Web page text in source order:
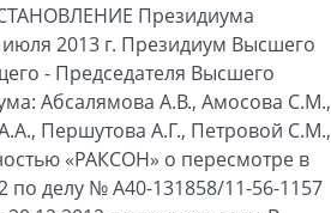
Президиума
2013 г. Президиум Высшего
- Председателя Высшего
Абсалямова А.В., Амосова С.М.,
Першутова А.Г., Петровой С.М.,
«РАКСОН» о пересмотре в
по делу № А40-131858/11-56-1157